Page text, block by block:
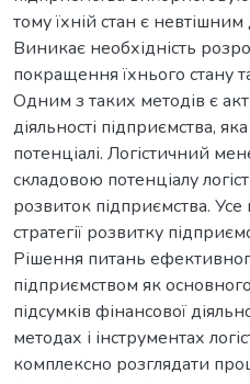
тому їхній стан є
Виникає необхідність
покращення їхнього стану
Одним з таких методів є
діяльності підприємства,
потенціалі. Логістичний
складовою потенціалу
розвиток підприємства.
стратегії розвитку
Рішення питань
підприємством як
підсумків фінансової
методах і інструментах
комплексно розглядати